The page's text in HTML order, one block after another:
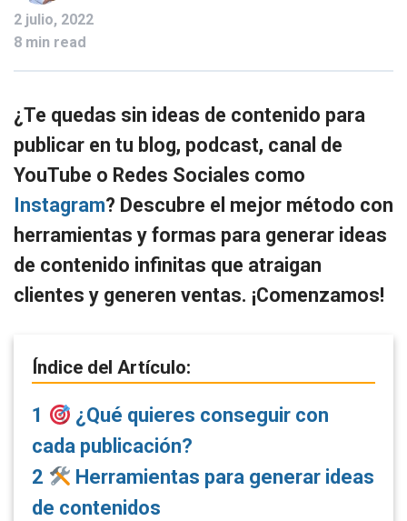
2 julio, 2022
8 min read
¿Te quedas sin ideas de contenido para
publicar en tu blog, podcast, canal de
YouTube o Redes Sociales como
Instagram? Descubre el mejor método con
herramientas y formas para generar ideas
de contenido infinitas que atraigan
clientes y generen ventas. ¡Comenzamos!
Índice del Artículo:
1
¿Qué quieres conseguir con
cada publicación?
2
Herramientas para generar ideas
de contenidos